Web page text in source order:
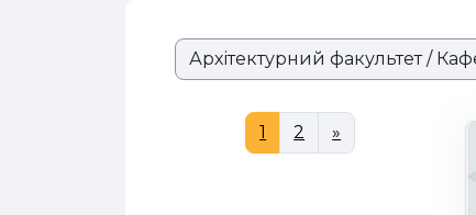
Course categories
1 Page 1
2 Page 2
»